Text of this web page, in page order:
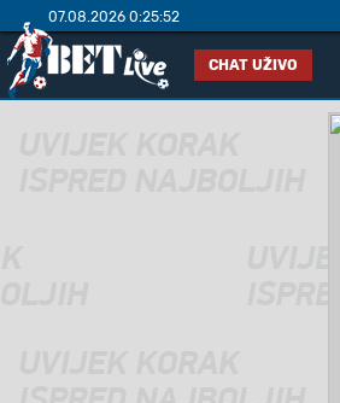
07.08.2026 0:25:52
CHAT UŽIVO